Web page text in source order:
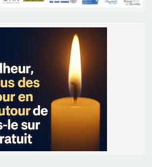
François Gaspari retire
le 13 septembre